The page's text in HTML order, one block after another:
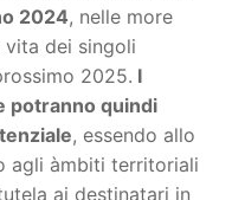
2024, nelle more
dei singoli
2025. I
potranno quindi
, essendo allo
agli àmbiti territoriali
ai destinatari in